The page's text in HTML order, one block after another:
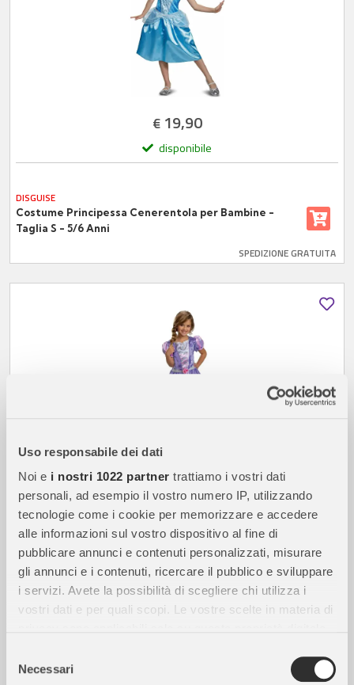
Uso responsabile dei dati
Noi e i nostri 1022 partner trattiamo i vostri dati
personali, ad esempio il vostro numero IP, utilizzando
tecnologie come i cookie per memorizzare e accedere
alle informazioni sul vostro dispositivo al fine di
pubblicare annunci e contenuti personalizzati, misurare
gli annunci e i contenuti, ricercare il pubblico e sviluppare
i servizi. Avete la possibilità di scegliere chi utilizza i
vostri dati e per quali scopi. Le vostre scelte in materia di
modificare o revocare il proprio consenso in qualsiasi
delNecessari
€19,90
disponibile
DISGUISE
Costume Principessa Cenerentola per Bambine -
Taglia S - 5/6 Anni
SPEDIZIONE GRATUITA
€19,99
DISGUISE
Costume Principessa Rapunzel Classic per Bambine -
Taglia M - 7/8 Anni
SPEDIZIONE GRATUITA